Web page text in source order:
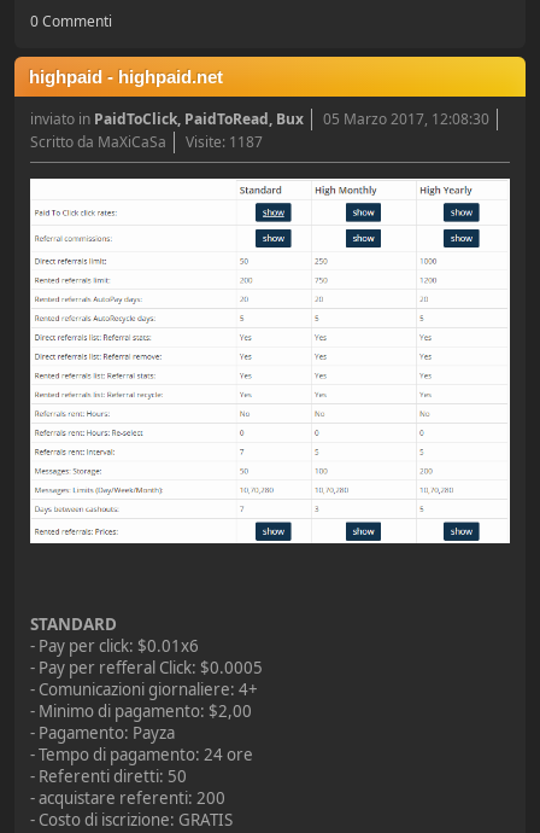
0 Commenti
highpaid - highpaid.net
inviato in PaidToClick, PaidToRead, Bux
05 Marzo 2017, 12:08:30
Scritto da MaXiCaSa
Visite: 1187
STANDARD
- Pay per click: $0.01x6
- Pay per refferal Click: $0.0005
- Comunicazioni giornaliere: 4+
- Minimo di pagamento: $2,00
- Pagamento: Payza
- Tempo di pagamento: 24 ore
- Referenti diretti: 50
- acquistare referenti: 200
- Costo di iscrizione: GRATIS